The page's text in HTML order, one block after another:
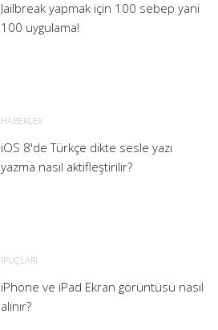
Jailbreak yapmak için 100 sebep yani
100 uygulama!
HABERLER
iOS 8'de Türkçe dikte sesle yazı
yazma nasıl aktifleştirilir?
İPUÇLARI
iPhone ve iPad Ekran görüntüsü nasıl
alınır?